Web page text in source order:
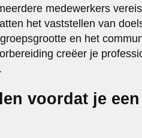
medewerkers
het vaststellen van
en het
creëer je
voordat je